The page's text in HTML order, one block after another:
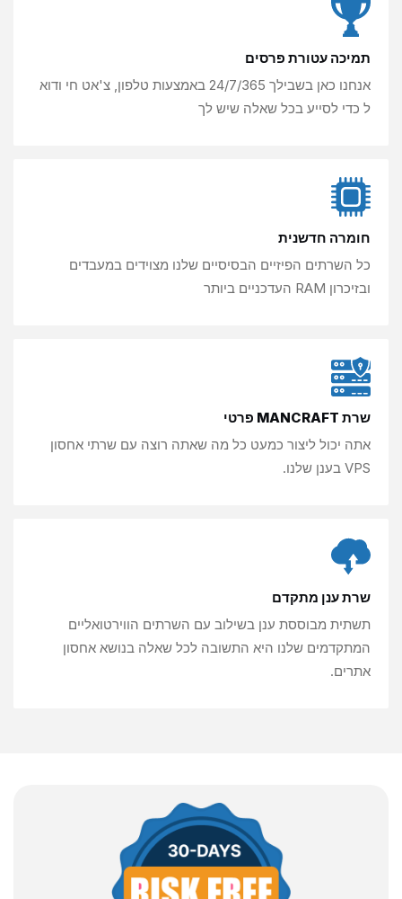
תמיכה עטורת פרסים
אנחנו כאן בשבילך 24/7/365 באמצעות
טלפון, צ'אט חי ודוא
ל כדי לסייע בכל שאלה שיש לך
חומרה חדשנית
כל השרתים הפיזיים הבסיסיים שלנו מצוידים במעבדים
ובזיכרון RAM העדכניים ביותר
שרת MANCRAFT פרטי
אתה יכול ליצור כמעט כל מה שאתה רוצה עם שרתי אחסון
VPS בענן שלנו.
שרת ענן מתקדם
תשתית מבוססת ענן בשילוב עם השרתים הווירטואליים
המתקדמים שלנו היא התשובה לכל שאלה בנושא אחסון
אתרים.